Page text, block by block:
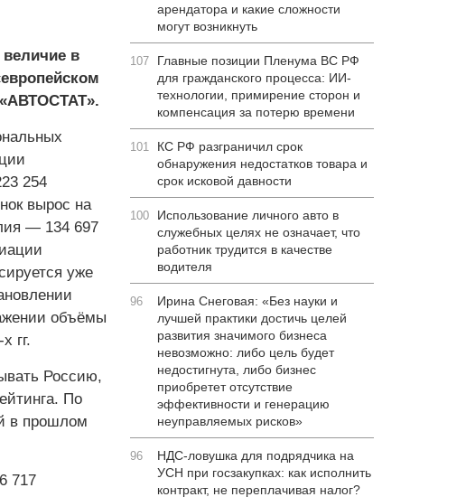
в
«АВТОСТАТ».
254
вырос на
— 134 697
уже
объёмы
гг.
Россию,
По
в прошлом
717
арендатора и какие сложности
могут возникнуть
107
Главные позиции Пленума ВС РФ
для гражданского процесса: ИИ-
технологии, примирение сторон и
компенсация за потерю времени
101
КС РФ разграничил срок
обнаружения недостатков товара и
срок исковой давности
100
Использование личного авто в
служебных целях не означает, что
работник трудится в качестве
водителя
96
Ирина Снеговая: «Без науки и
лучшей практики достичь целей
развития значимого бизнеса
невозможно: либо цель будет
недостигнута, либо бизнес
приобретет отсутствие
эффективности и генерацию
неуправляемых рисков»
96
НДС-ловушка для подрядчика на
УСН при госзакупках: как исполнить
контракт, не переплачивая налог?